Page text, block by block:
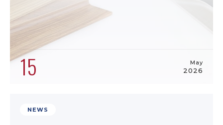
15 May
2026
NEWS